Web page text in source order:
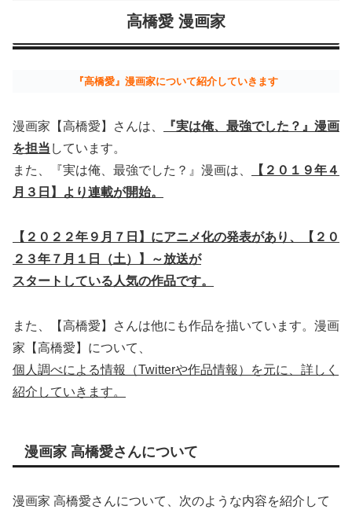
高橋愛 漫画家
『高橋愛』漫画家について紹介していきます
漫画家【高橋愛】さんは、
『実は俺、最強でした？』漫画
を担当 しています。
また、『実は俺、最強でした？』漫画は、
【２０１９年４
月３日】より連載が開始。
【２０２２年９月７日】にアニメ化の発表があり、【２０
２３年７月１日（土）】～放送が
スタートしている人気の作品です。
また、【高橋愛】さんは他にも作品を描いています。漫画
家【高橋愛】について、
個人調べによる情報（Twitterや作品情報）を元に、詳しく
紹介 していきます。
漫画家 高橋愛さんについて
漫画家 高橋愛さんについて、次のような内容を紹介して